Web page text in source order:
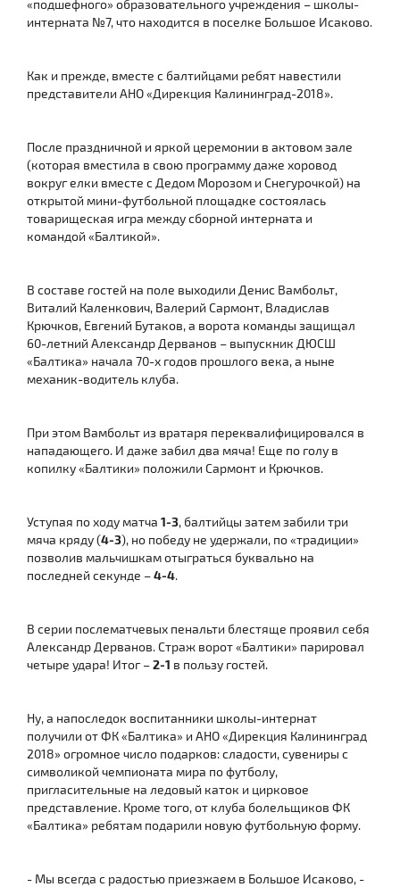
«подшефного» образовательного учреждения – школы-
интерната №7, что находится в поселке Большое Исаково.
Как и прежде, вместе с балтийцами ребят навестили
представители АНО «Дирекция Калининград-2018».
После праздничной и яркой церемонии в актовом зале
(которая вместила в свою программу даже хоровод
вокруг елки вместе с Дедом Морозом и Снегурочкой) на
открытой мини-футбольной площадке состоялась
товарищеская игра между сборной интерната и
командой «Балтикой».
В составе гостей на поле выходили Денис Вамбольт,
Виталий Каленкович, Валерий Сармонт, Владислав
Крючков, Евгений Бутаков, а ворота команды защищал
60-летний Александр Дерванов – выпускник ДЮСШ
«Балтика» начала 70-х годов прошлого века, а ныне
механик-водитель клуба.
При этом Вамбольт из вратаря переквалифицировался в
нападающего. И даже забил два мяча! Еще по голу в
копилку «Балтики» положили Сармонт и Крючков.
Уступая по ходу матча 1-3, балтийцы затем забили три
мяча кряду (4-3), но победу не удержали, по «традиции»
позволив мальчишкам отыграться буквально на
последней секунде –4-4.
В серии послематчевых пенальти блестяще проявил себя
Александр Дерванов. Страж ворот «Балтики» парировал
четыре удара! Итог –2-1 в пользу гостей.
Ну, а напоследок воспитанники школы-интернат
получили от ФК «Балтика» и АНО «Дирекция Калининград
2018» огромное число подарков: сладости, сувениры с
символикой чемпионата мира по футболу,
пригласительные на ледовый каток и цирковое
представление. Кроме того, от клуба болельщиков ФК
«Балтика» ребятам подарили новую футбольную форму.
- Мы всегда с радостью приезжаем в Большое Исаково, -